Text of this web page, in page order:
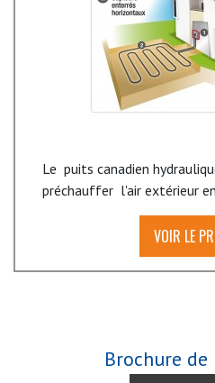
Le puits canadien
préchauffer l'air extérieur
VOIR LE
Brochure